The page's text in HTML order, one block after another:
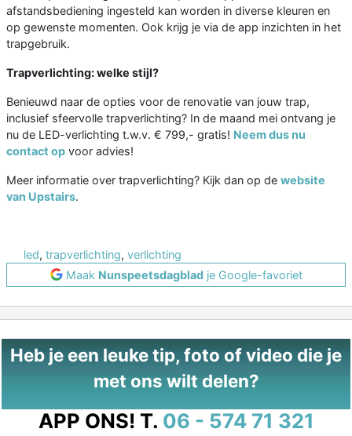
afstandsbediening ingesteld kan worden in diverse kleuren en
op gewenste momenten. Ook krijg je via de app inzichten in het
trapgebruik.
Trapverlichting: welke stijl?
Benieuwd naar de opties voor de renovatie van jouw trap,
inclusief sfeervolle trapverlichting? In de maand mei ontvang je
nu de LED-verlichting t.w.v. € 799,- gratis! Neem dus nu
contact op voor advies!
Meer informatie over trapverlichting? Kijk dan op de website
van Upstairs.
led, trapverlichting, verlichting
Maak Nunspeetsdagbladje Google-favoriet
Heb je een leuke tip, foto of video die je
met ons wilt delen?
APP ONS! T. 06 - 574 71 321